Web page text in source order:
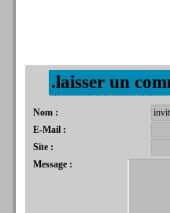
.laisser un
Nom :
E-Mail :
Site :
Message :